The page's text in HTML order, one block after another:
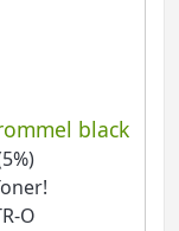
black
O